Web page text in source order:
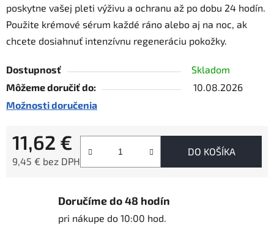
poskytne vašej pleti výživu a ochranu až po dobu 24 hodín.
Použite krémové sérum každé ráno alebo aj na noc, ak
chcete dosiahnuť intenzívnu regeneráciu pokožky.
Dostupnosť
Skladom
Môžeme doručiť do:
10.08.2026
Možnosti doručenia
11,62 €
9,45 € bez DPH
DO KOŠÍKA
Doručíme do 48 hodín
pri nákupe do 10:00 hod.